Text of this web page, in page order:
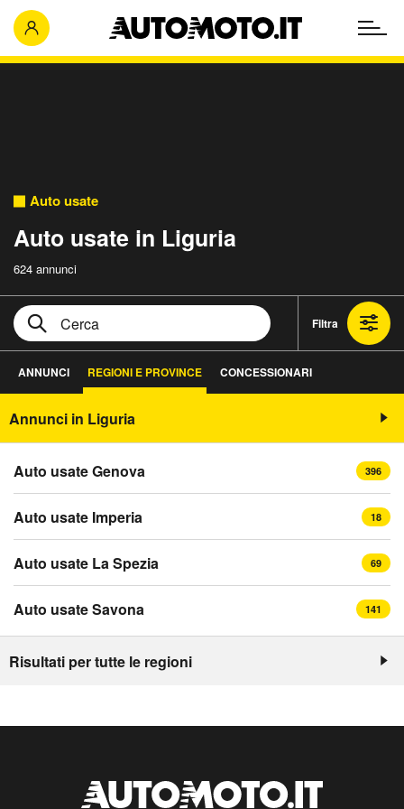
Auto usate
Auto usate in Liguria
624 annunci
Filtra
ANNUNCI REGIONI E PROVINCE CONCESSIONARI
Annunci in Liguria
Auto usate Genova 396
Auto usate Imperia 18
Auto usate La Spezia 69
Auto usate Savona 141
Risultati per tutte le regioni